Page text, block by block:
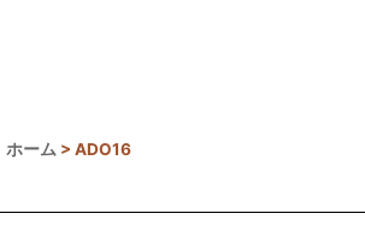
ホーム > ADO16